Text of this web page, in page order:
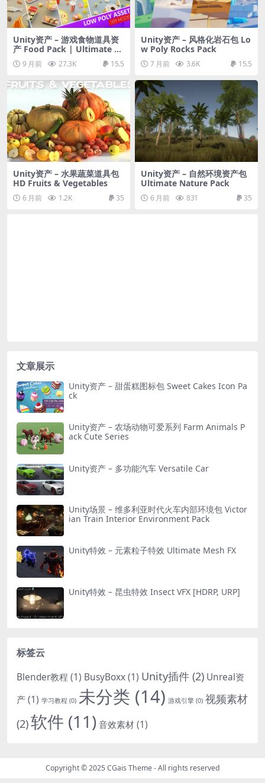
Unity资产 – 游戏食物道具资
产 Food Pack | Ultimate Fo
od Pack Collection
9 月前 27.3K 15.5
Unity资产 – 风格化岩石包 Lo
w Poly Rocks Pack
7 月前 3.6K 15.5
Unity资产 – 水果蔬菜道具包
HD Fruits & Vegetables
6 月前 1.2K 35
Unity资产 – 自然环境资产包
Ultimate Nature Pack
6 月前 831 35
文章展示
Unity资产 – 甜蛋糕图标包 Sweet Cakes Icon Pa
ck
Unity资产 – 农场动物可爱系列 Farm Animals P
ack Cute Series
Unity资产 – 多功能汽车 Versatile Car
Unity场景 – 维多利亚时代火车内部环境包 Victor
ian Train Interior Environment Pack
Unity特效 – 元素粒子特效 Ultimate Mesh FX
Unity特效 – 昆虫特效 Insect VFX [HDRP, URP]
标签云
Blender教程 (1) BusyBoxx(1) Unity插件 (2) Unreal资
产(1) 学习教程 (0) 未分类 (14) 游戏引擎 (0) 视频素材
(2)软件 (11)音效素材(1)
Copyright © 2025CGais Theme- All rights reserved